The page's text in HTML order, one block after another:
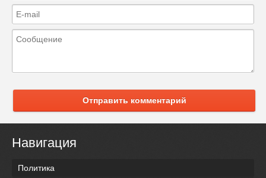
Отправить комментарий
Навигация
Политика